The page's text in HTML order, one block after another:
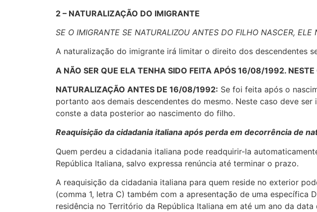
2 – NATURALIZAÇÃO DO IMIGRANTE
SE O IMIGRANTE SE NATURALIZOU ANTES DO FILHO NASCER,
A naturalização do imigrante irá limitar o direito dos descendentes
A NÃO SER QUE ELA TENHA SIDO FEITA APÓS 16/08/1992.
NATURALIZAÇÃO ANTES DE 16/08/1992: Se foi feita após o
portanto aos demais descendentes do mesmo. Neste caso deve
conste a data posterior ao nascimento do filho.
Reaquisição da cidadania italiana após perda em decorrência de
Quem perdeu a cidadania italiana pode readquirir-la
República Italiana, salvo expressa renúncia até terminar o prazo.
A reaquisição da cidadania italiana para quem reside no exterior
(comma 1, letra C) também com a apresentação de uma específica
residência no Território da República Italiana em até um ano da data